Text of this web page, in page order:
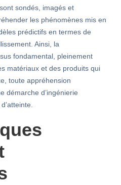
sondés, imagés et
les phénomènes mis en
prédictifs en termes de
Ainsi, la
fondamental, pleinement
matériaux et des produits qui
toute appréhension
démarche d’ingénierie